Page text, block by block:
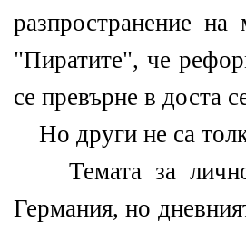
разпространение
"Пиратите", че
се превърне в доста
Но други не са
Темата за
Германия, но